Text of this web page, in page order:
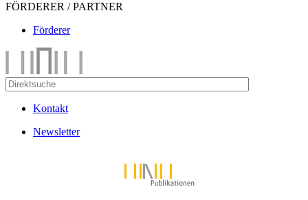
FÖRDERER / PARTNER
Förderer
Kontakt
Newsletter